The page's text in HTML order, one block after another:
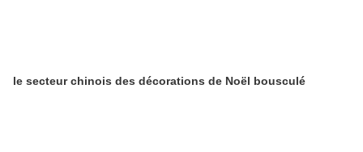
le secteur chinois des décorations de Noël bousculé